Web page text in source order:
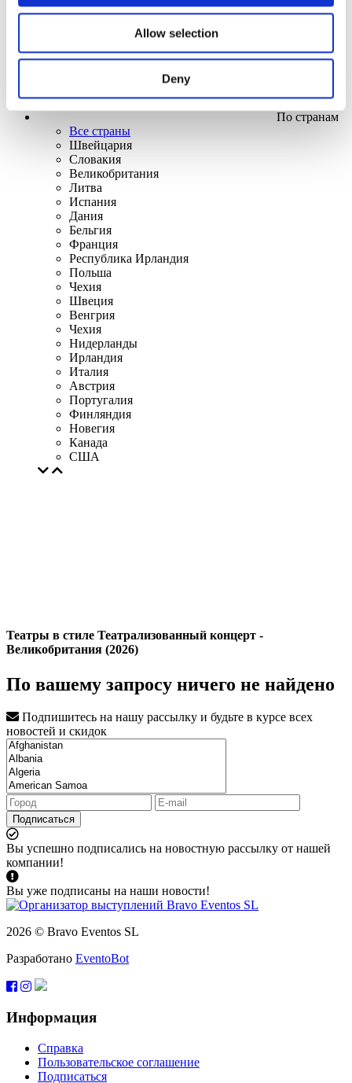
Allow selection
Deny
По странам
Все страны
Швейцария
Словакия
Великобритания
Литва
Испания
Дания
Бельгия
Франция
Республика Ирландия
Польша
Чехия
Швеция
Венгрия
Чехия
Нидерланды
Ирландия
Италия
Австрия
Португалия
Финляндия
Новегия
Канада
США
Театры в стиле Театрализованный концерт -
Великобритания (2026)
По вашему запросу ничего не найдено
Подпишитесь на нашу рассылку и будьте в курсе всех
новостей и скидок
Подписаться
Вы успешно подписались на новостную рассылку от нашей
компании!
Вы уже подписаны на наши новости!
2026 © Bravo Eventos SL
Разработано EventoBot
Информация
Справка
Пользовательское соглашение
Подписаться